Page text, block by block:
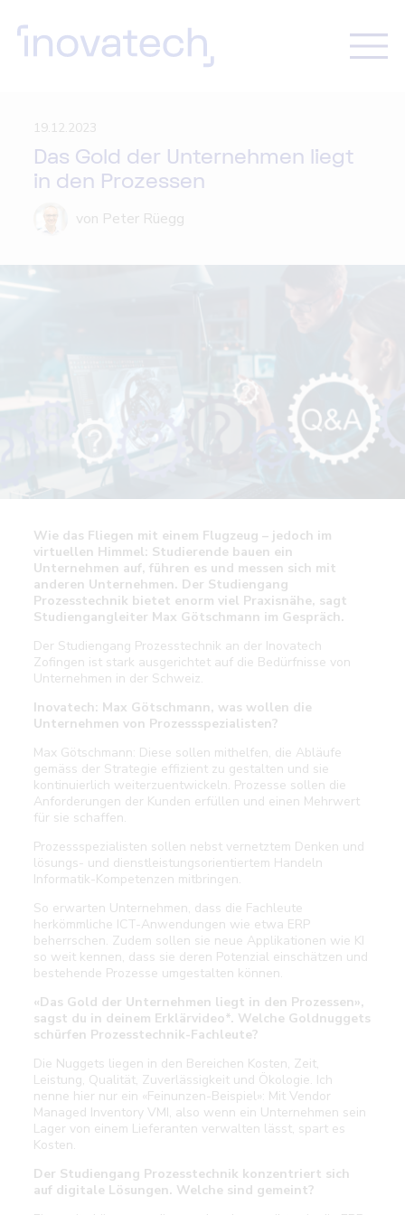
19.12.2023
Das Gold der Unternehmen liegt
in den Prozessen
von Peter Rüegg
Wie das Fliegen mit einem Flugzeug – jedoch im
virtuellen Himmel: Studierende bauen ein
Unternehmen auf, führen es und messen sich mit
anderen Unternehmen. Der Studiengang
Prozesstechnik bietet enorm viel Praxisnähe, sagt
Studiengangleiter Max Götschmann im Gespräch.
Der Studiengang Prozesstechnik an der Inovatech
Zofingen ist stark ausgerichtet auf die Bedürfnisse von
Unternehmen in der Schweiz.
Inovatech: Max Götschmann, was wollen die
Unternehmen von Prozessspezialisten?
Max Götschmann: Diese sollen mithelfen, die Abläufe
gemäss der Strategie effizient zu gestalten und sie
kontinuierlich weiterzuentwickeln. Prozesse sollen die
Anforderungen der Kunden erfüllen und einen Mehrwert
für sie schaffen.
Prozessspezialisten sollen nebst vernetztem Denken und
lösungs- und dienstleistungsorientiertem Handeln
Informatik-Kompetenzen mitbringen.
So erwarten Unternehmen, dass die Fachleute
herkömmliche ICT-Anwendungen wie etwa ERP
beherrschen. Zudem sollen sie neue Applikationen wie KI
so weit kennen, dass sie deren Potenzial einschätzen und
bestehende Prozesse umgestalten können.
«Das Gold der Unternehmen liegt in den Prozessen»,
sagst du in deinem Erklärvideo*. Welche Goldnuggets
schürfen Prozesstechnik-Fachleute?
Die Nuggets liegen in den Bereichen Kosten, Zeit,
Leistung, Qualität, Zuverlässigkeit und Ökologie. Ich
nenne hier nur ein «Feinunzen-Beispiel»: Mit Vendor
Managed Inventory VMI, also wenn ein Unternehmen sein
Lager von einem Lieferanten verwalten lässt, spart es
Kosten.
Der Studiengang Prozesstechnik konzentriert sich
auf digitale Lösungen. Welche sind gemeint?